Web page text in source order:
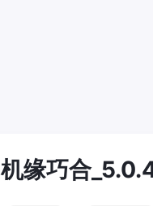
机缘巧合